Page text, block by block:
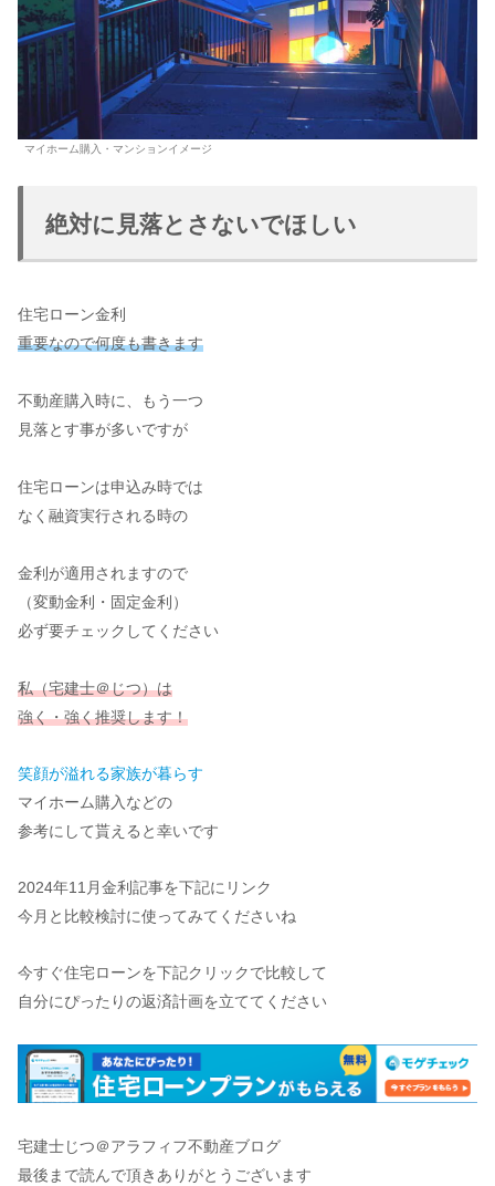
マイホーム購入・マンションイメージ
絶対に見落とさないでほしい
住宅ローン金利
重要なので何度も書きます
不動産購入時に、もう一つ
見落とす事が多いですが
住宅ローンは申込み時では
なく融資実行される時の
金利が適用されますので
（変動金利・固定金利）
必ず要チェックしてください
私（宅建士＠じつ）は
強く・強く推奨します！
笑顔が溢れる家族が暮らす
マイホーム購入などの
参考にして貰えると幸いです
2024年11月金利記事を下記にリンク
今月と比較検討に使ってみてくださいね
今すぐ住宅ローンを下記クリックで比較して
自分にぴったりの返済計画を立ててください
宅建士じつ＠アラフィフ不動産ブログ
最後まで読んで頂きありがとうございます